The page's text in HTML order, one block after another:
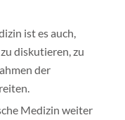
ist es auch,
diskutieren, zu
der
Medizin weiter